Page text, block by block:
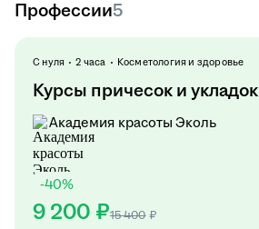
Профессии5
С нуля 2 часа Косметология и здоровье
Курсы причесок и укладок
Академия красоты Эколь
-40%
9 200 ₽15 400 ₽